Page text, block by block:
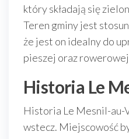
który składają się
Teren gminy jest
że jest on idealny do
pieszej oraz
Historia Le
Historia Le Mesnil-au-
wstecz. Miejscowość